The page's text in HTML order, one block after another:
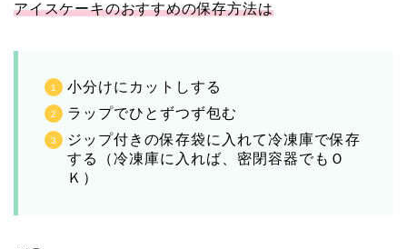
アイスケーキのおすすめの保存方法は
小分けにカットしする
ラップでひとずつず包む
ジップ付きの保存袋に入れて冷凍庫で保存
する（冷凍庫に入れば、密閉容器でもＯ
Ｋ）